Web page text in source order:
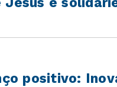
positivo: